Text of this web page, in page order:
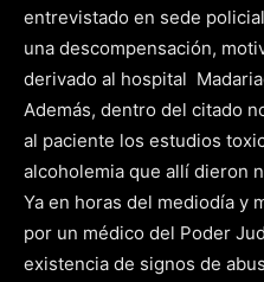
entrevistado en sede
una descompensación,
derivado al hospital
Además, dentro del citado
al paciente los estudios
alcoholemia que allí dieron
Ya en horas del mediodía y
por un médico del Poder
existencia de signos de